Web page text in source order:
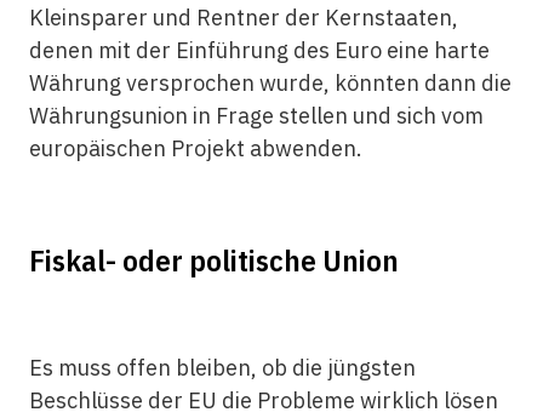
Kleinsparer und Rentner der Kernstaaten,
denen mit der Einführung des Euro eine harte
Währung versprochen wurde, könnten dann die
Währungsunion in Frage stellen und sich vom
europäischen Projekt abwenden.
Fiskal- oder politische Union
Es muss offen bleiben, ob die jüngsten
Beschlüsse der EU die Probleme wirklich lösen